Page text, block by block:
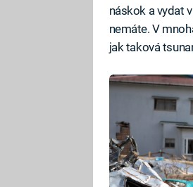
náskok a vydat
nemáte. V
jak taková